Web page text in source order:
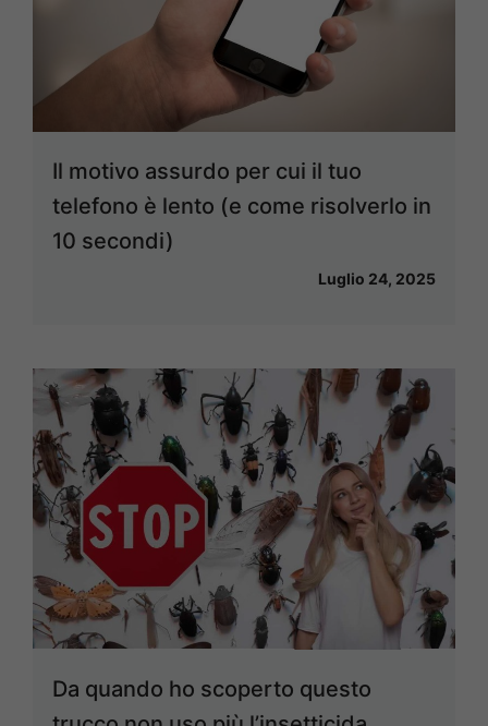
Il motivo assurdo per cui il tuo
telefono è lento (e come risolverlo in
10 secondi)
Luglio 24, 2025
Da quando ho scoperto questo